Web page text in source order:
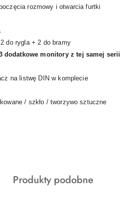
rozmowy i otwarcia furtki
do rygla + 2 do bramy
dodatkowe monitory z tej samej serii
na listwę DIN w komplecie
/ szkło / tworzywo sztuczne
Produkty
Produkty podobne